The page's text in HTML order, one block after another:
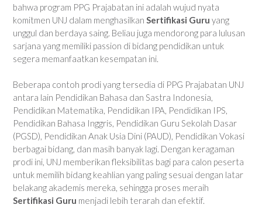
bahwa program PPG Prajabatan ini adalah wujud nyata
komitmen UNJ dalam menghasilkan Sertifikasi Guru yang
unggul dan berdaya saing. Beliau juga mendorong para lulusan
sarjana yang memiliki passion di bidang pendidikan untuk
segera memanfaatkan kesempatan ini.
Beberapa contoh prodi yang tersedia di PPG Prajabatan UNJ
antara lain Pendidikan Bahasa dan Sastra Indonesia,
Pendidikan Matematika, Pendidikan IPA, Pendidikan IPS,
Pendidikan Bahasa Inggris, Pendidikan Guru Sekolah Dasar
(PGSD), Pendidikan Anak Usia Dini (PAUD), Pendidikan Vokasi
berbagai bidang, dan masih banyak lagi. Dengan keragaman
prodi ini, UNJ memberikan fleksibilitas bagi para calon peserta
untuk memilih bidang keahlian yang paling sesuai dengan latar
belakang akademis mereka, sehingga proses meraih
Sertifikasi Guru menjadi lebih terarah dan efektif.